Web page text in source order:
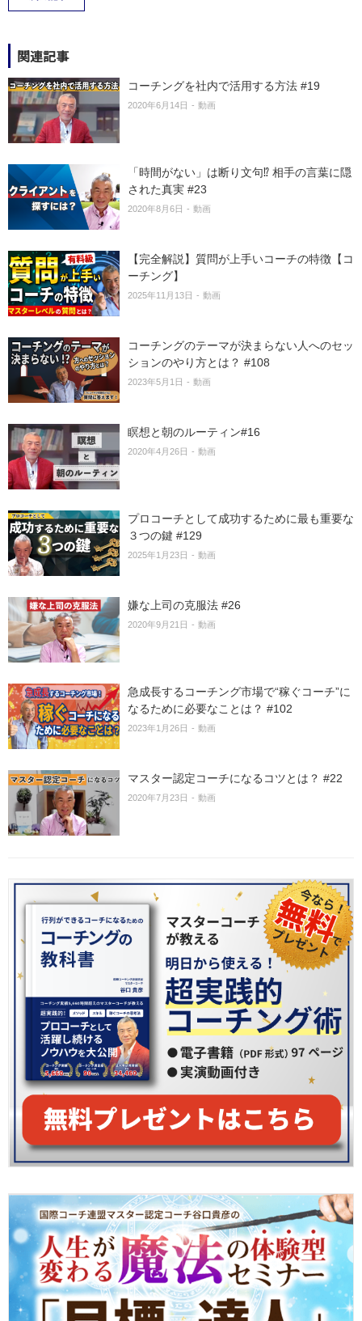
関連記事
コーチングを社内で活用する方法 #19
2020年6月14日 動画
「時間がない」は断り文句⁉ 相手の言葉に隠
された真実 #23
2020年8月6日 動画
【完全解説】質問が上手いコーチの特徴【コ
ーチング】
2025年11月13日 動画
コーチングのテーマが決まらない人へのセッ
ションのやり方とは？ #108
2023年5月1日 動画
瞑想と朝のルーティン#16
2020年4月26日 動画
プロコーチとして成功するために最も重要な
３つの鍵 #129
2025年1月23日 動画
嫌な上司の克服法 #26
2020年9月21日 動画
急成長するコーチング市場で“稼ぐコーチ”に
なるために必要なことは？ #102
2023年1月26日 動画
マスター認定コーチになるコツとは？ #22
2020年7月23日 動画